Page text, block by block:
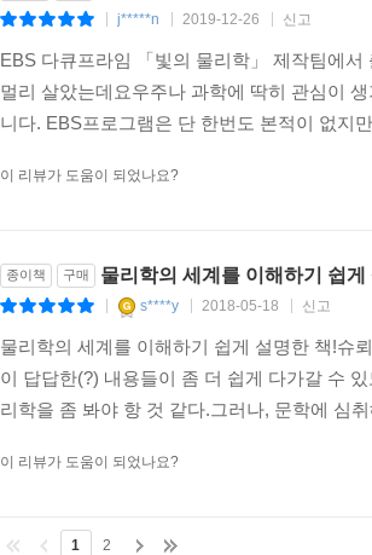
j*****n 2019-12-26 신고
EBS 다큐프라임 「빛의 물리학」 제작팀에
멀리 살았는데요우주나 과학에 딱히 관심이
니다. EBS프로그램은 단 한번도 본적이 없지
이 리뷰가 도움이 되었나요?
종이책 구매 물리학의 세계를 이해하기 쉽게
s****y 2018-05-18 신고
물리학의 세계를 이해하기 쉽게 설명한 책!슈
이 답답한(?) 내용들이 좀 더 쉽게 다가갈 수
리학을 좀 봐야 항 것 같다.그러나, 문학에 심
이 리뷰가 도움이 되었나요?
1 2